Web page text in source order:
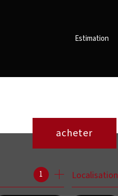
Estimation
acheter
de l'ancien
de l'immo pro
1 Localisation